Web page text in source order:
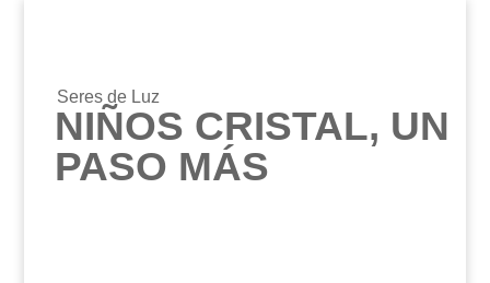
NIÑOS CRISTAL, UN
PASO MÁS
Seres de Luz